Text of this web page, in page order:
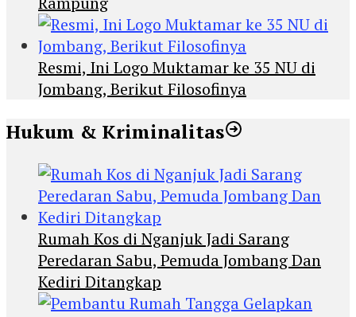
Resmi, Ini Logo Muktamar ke 35 NU di
Jombang, Berikut Filosofinya
Hukum & Kriminalitas
Rumah Kos di Nganjuk Jadi Sarang
Peredaran Sabu, Pemuda Jombang Dan
Kediri Ditangkap